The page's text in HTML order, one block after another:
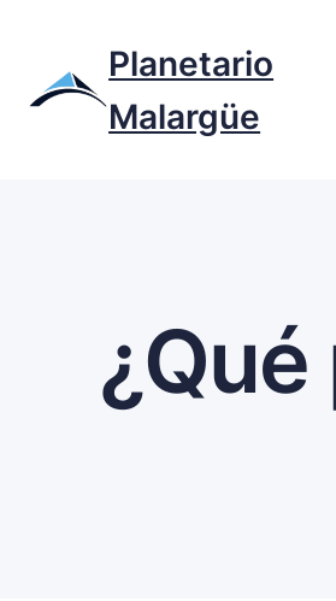
Planetario
Malargüe